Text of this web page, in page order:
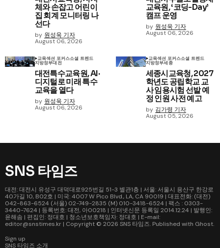
체와 손잡고 어린이
집 회계 모니터링 나
선다
by 원성욱 기자
August 06, 2026
교육원, ‘코딩-Day’
캠프 운영
by 원성욱 기자
August 06, 2026
교육섹션 포커스소셜 트렌드
지방정부대전
대전특수교육원, AI·
디지털로 미래 특수
교육을 열다
by 원성욱 기자
August 06, 2026
교육섹션 포커스소셜 트렌드
지방정부세종
세종시교육청, 2027
학년도 공립학교 교
사 임용시험 선발 예
정 인원 사전 예고
by 김가령 기자
August 05, 2026
SNS 타임즈
대전: 대전시 유성구 대덕대로925번길 51-3 별관1층 | 서울: 서울시 용산구 한강로
40가길 10, B02호 | 미국: 4007 W Pico Blvd., LA, CA 90019 | 대표전화: (대전)
042-863-6524 (서울) 02-749-2835 (M) 010-3418-6524 | 팩스 : 0303-
3440-7624 | 등록번호: 대전, 아00218 | 인터넷신문 등록일 2014.12.24 | 발행인:
윤해솜 | 편집인: 정대호 | 청소년보호책임자: 정대호 | E-mail:
editor@snstimes.kr | Copyright © 2026 SNS 타임즈. Published with Ghost.
Sign up
SNS 타임즈 소개